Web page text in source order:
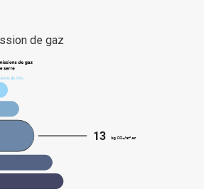
de gaz
13